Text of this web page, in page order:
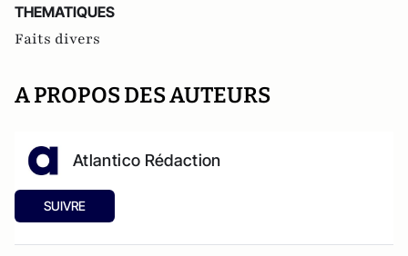
THEMATIQUES
Faits divers
A PROPOS DES AUTEURS
Atlantico Rédaction
SUIVRE